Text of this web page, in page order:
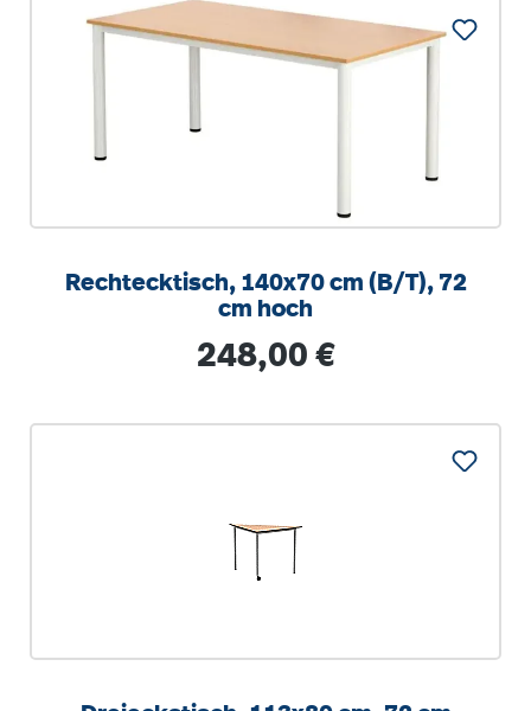
Rechtecktisch, 140x70 cm (B/T), 72
cm hoch
Regulärer Preis:
248,00 €